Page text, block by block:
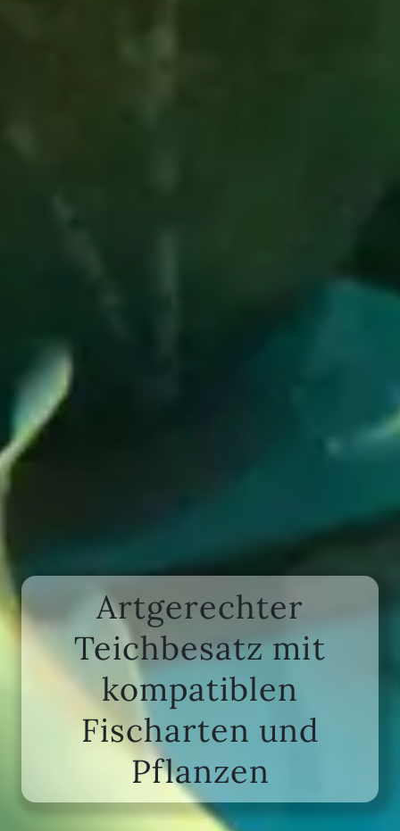
Artgerechter
Teichbesatz mit
kompatiblen
Fischarten und
Pflanzen